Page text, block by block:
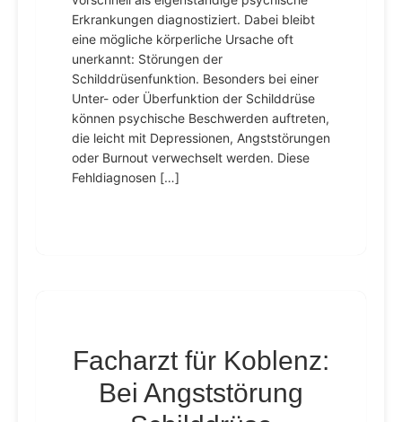
Erkrankungen diagnostiziert. Dabei bleibt
eine mögliche körperliche Ursache oft
unerkannt: Störungen der
Schilddrüsenfunktion. Besonders bei einer
Unter- oder Überfunktion der Schilddrüse
können psychische Beschwerden auftreten,
die leicht mit Depressionen, Angststörungen
oder Burnout verwechselt werden. Diese
Fehldiagnosen […]
Facharzt für Koblenz:
Bei Angststörung